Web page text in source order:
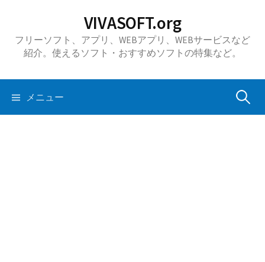
VIVASOFT.org
フリーソフト、アプリ、WEBアプリ、WEBサービスなど
紹介。使えるソフト・おすすめソフトの特集など。
メニュー 検